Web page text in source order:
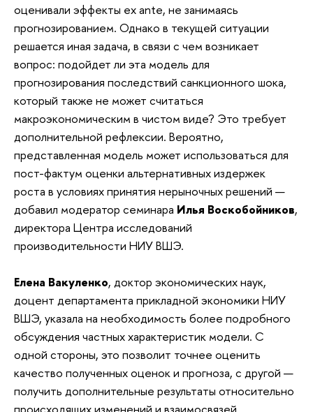
оценивали эффекты ex ante, не занимаясь
прогнозированием. Однако в текущей ситуации
решается иная задача, в связи с чем возникает
вопрос: подойдет ли эта модель для
прогнозирования последствий санкционного шока,
который также не может считаться
макроэкономическим в чистом виде? Это требует
дополнительной рефлексии. Вероятно,
представленная модель может использоваться для
пост-фактум оценки альтернативных издержек
роста в условиях принятия нерыночных решений —
добавил модератор семинара Илья Воскобойников,
директора Центра исследований
производительности НИУ ВШЭ.
Елена Вакуленко, доктор экономических наук,
доцент департамента прикладной экономики НИУ
ВШЭ, указала на необходимость более подробного
обсуждения частных характеристик модели. С
одной стороны, это позволит точнее оценить
качество полученных оценок и прогноза, с другой —
получить дополнительные результаты относительно
происходящих изменений и взаимосвязей